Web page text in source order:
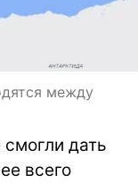
между
дать
всего